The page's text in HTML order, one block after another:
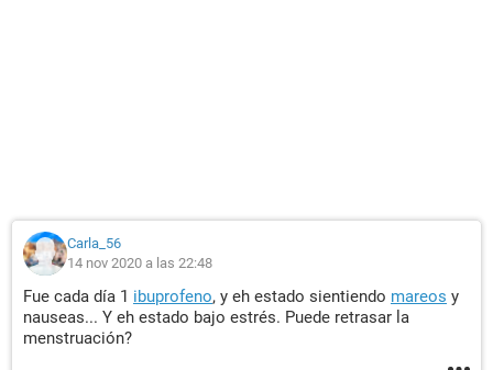
Carla_56
14 nov 2020 a las 22:48
Fue cada día 1 ibuprofeno, y eh estado sientiendo mareos y
nauseas... Y eh estado bajo estrés. Puede retrasar la
menstruación?